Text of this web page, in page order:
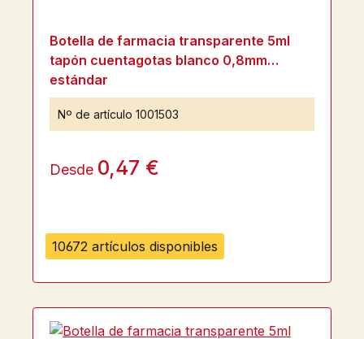
10672 artículos disponibles
Botella de farmacia transparente 5ml
tapón cuentagotas blanco 0,8mm
estándar
Nº de artículo 1001503
Desde 0,47 €